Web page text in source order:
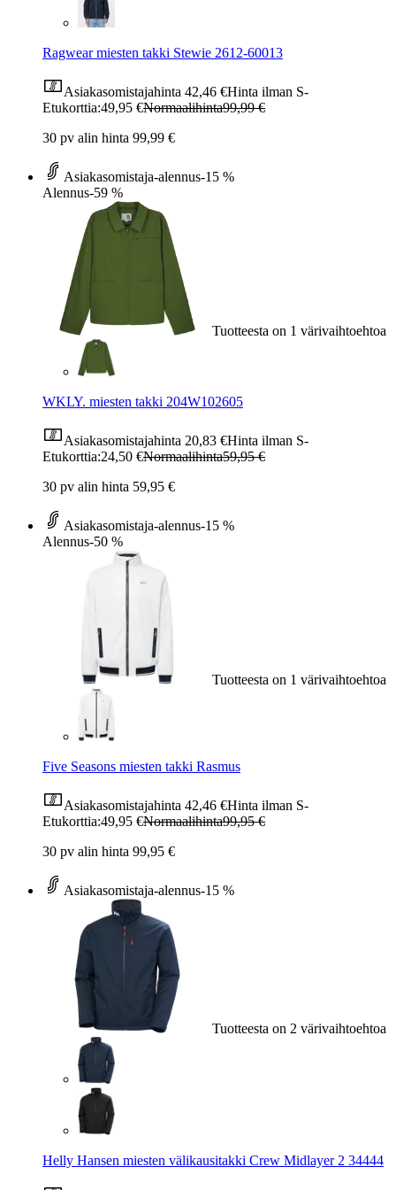
Ragwear miesten takki Stewie 2612-60013
Asiakasomistajahinta 42,46 €Hinta ilman S-
Etukorttia:49,95 €Normaalihinta99,99 €
30 pv alin hinta 99,99 €
Asiakasomistaja-alennus-15 %
Alennus-59 %
Tuotteesta on 1 värivaihtoehtoa
WKLY. miesten takki 204W102605
Asiakasomistajahinta 20,83 €Hinta ilman S-
Etukorttia:24,50 €Normaalihinta59,95 €
30 pv alin hinta 59,95 €
Asiakasomistaja-alennus-15 %
Alennus-50 %
Tuotteesta on 1 värivaihtoehtoa
Five Seasons miesten takki Rasmus
Asiakasomistajahinta 42,46 €Hinta ilman S-
Etukorttia:49,95 €Normaalihinta99,95 €
30 pv alin hinta 99,95 €
Asiakasomistaja-alennus-15 %
Tuotteesta on 2 värivaihtoehtoa
Helly Hansen miesten välikausitakki Crew Midlayer 2 34444